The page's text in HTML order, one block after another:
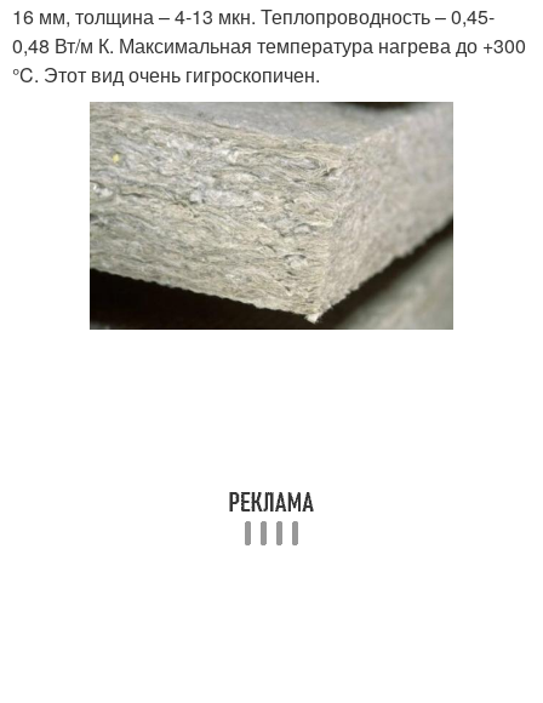
16 мм, толщина – 4-13 мкн. Теплопроводность – 0,45-
0,48 Вт/м К. Максимальная температура нагрева до +300
°C. Этот вид очень гигроскопичен.